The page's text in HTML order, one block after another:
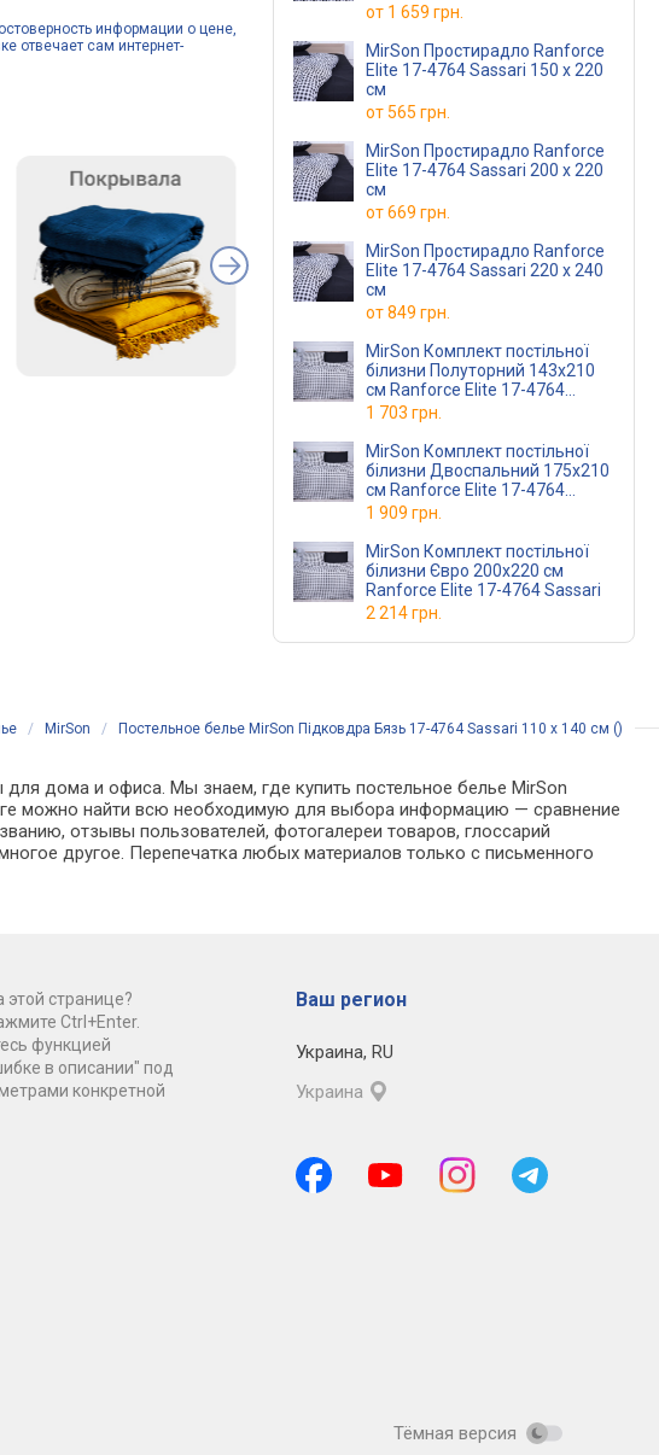
информации о цене,
отвечает сам интернет-
от 1 659 грн.
MirSon Простирадло Ranforce
Elite 17-4764 Sassari 150 х 220
см
от565 грн.
MirSon Простирадло Ranforce
Elite 17-4764 Sassari 200 х 220
см
от669 грн.
MirSon Простирадло Ranforce
Elite 17-4764 Sassari 220 х 240
см
от849 грн.
MirSon Комплект постільної
білизни Полуторний 143х210
см Ranforce Elite 17-4764
Sassari
1 703 грн.
MirSon Комплект постільної
білизни Двоспальний 175х210
см Ranforce Elite 17-4764
Sassari
1 909 грн.
MirSon Комплект постільної
білизни Євро 200х220 см
Ranforce Elite 17-4764 Sassari
2 214 грн.
/ MirSon / Постельное белье MirSon Підковдра Бязь 17-4764 Sassari 110 x 140 см ()
дома и офиса. Мы знаем, где купить постельное белье MirSon
можно найти всю необходимую для выбора информацию — сравнение
отзывы пользователей, фотогалереи товаров, глоссарий
другое. Перепечатка любых материалов только с письменного
странице?
Ctrl+Enter.
функцией
в описании" под
конкретной
Ваш регион
Украина, RU
Украина
Тёмная версия